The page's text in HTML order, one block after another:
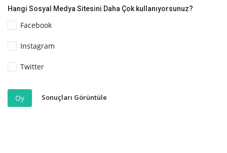
Hangi Sosyal Medya Sitesini Daha Çok kullanıyorsunuz?
Facebook
Instagram
Twitter
Oy Sonuçları Görüntüle